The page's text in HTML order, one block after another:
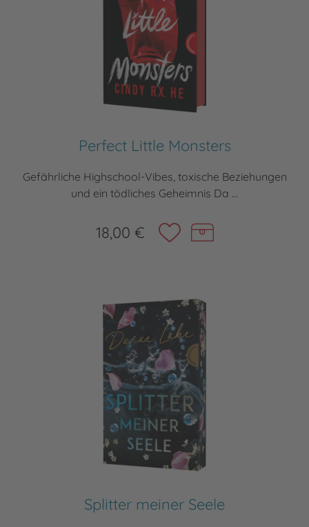
Perfect Little Monsters
Gefährliche Highschool-Vibes, toxische Beziehungen
und ein tödliches Geheimnis Da ...
18,00 €
Splitter meiner Seele